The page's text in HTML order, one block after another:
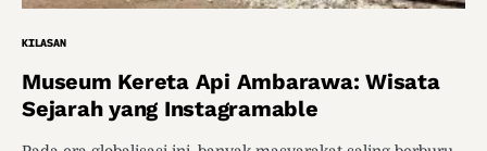
KILASAN
Museum Kereta Api Ambarawa: Wisata
Sejarah yang Instagramable